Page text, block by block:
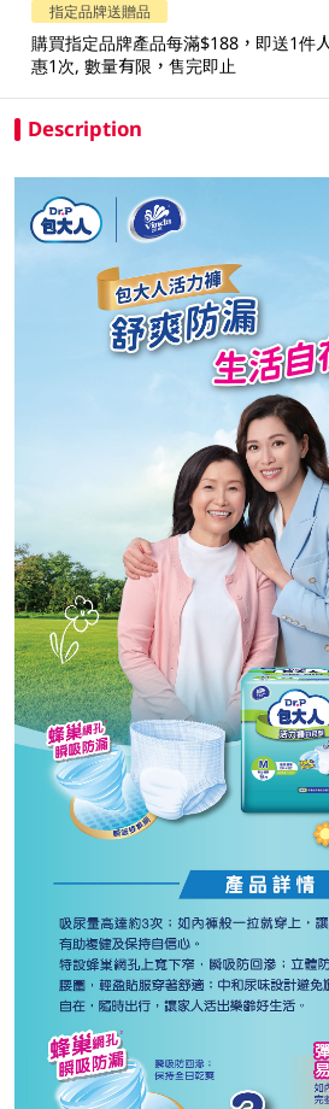
指定品牌送贈品
購買指定品牌產品每滿$188，即送1件
惠1次, 數量有限，售完即止
Description